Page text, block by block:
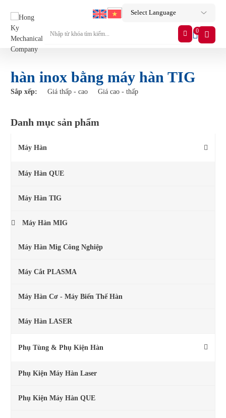
0
hàn inox bằng máy hàn TIG
Sắp xếp: Giá thấp - cao Giá cao - thấp
Danh mục sản phẩm
Máy Hàn
Máy Hàn QUE
Máy Hàn TIG
Máy Hàn MIG
Máy Hàn Mig Công Nghiệp
Máy Cắt PLASMA
Máy Hàn Cơ - Máy Biến Thế Hàn
Máy Hàn LASER
Phụ Tùng & Phụ Kiện Hàn
Phụ Kiện Máy Hàn Laser
Phụ Kiện Máy Hàn QUE